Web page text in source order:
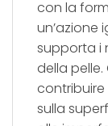
con la
un’azione
supporta i
della
contribuire
sulla